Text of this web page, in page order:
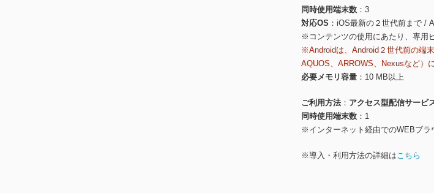
同時使用端末数
3
対応OS
iOS最新の２世代前まで /
※コンテンツの使用にあたり、専用
※Androidは、Android２世代前の端
AQUOS、ARROWS、Nexusなど）
必要メモリ容量
10 MB以上
ご利用方法
アクセス型配信サービ
同時使用端末数
1
※インターネット経由でのWEBブラ
※導入・利用方法の詳細はこちら